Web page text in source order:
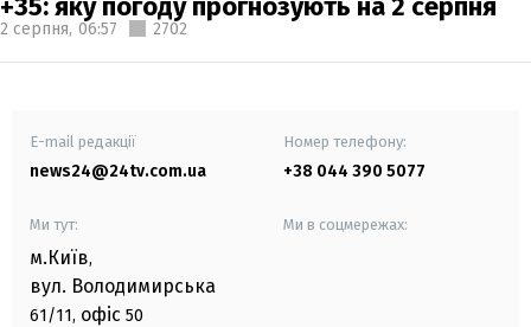
2 серпня, 06:57 2702
E-mail редакції
news24@24tv.com.ua
Номер телефону:
+38 044 390 5077
Ми тут:
м.Київ,
вул. Володимирська
61/11, офіс 50
Ми в соцмережах: